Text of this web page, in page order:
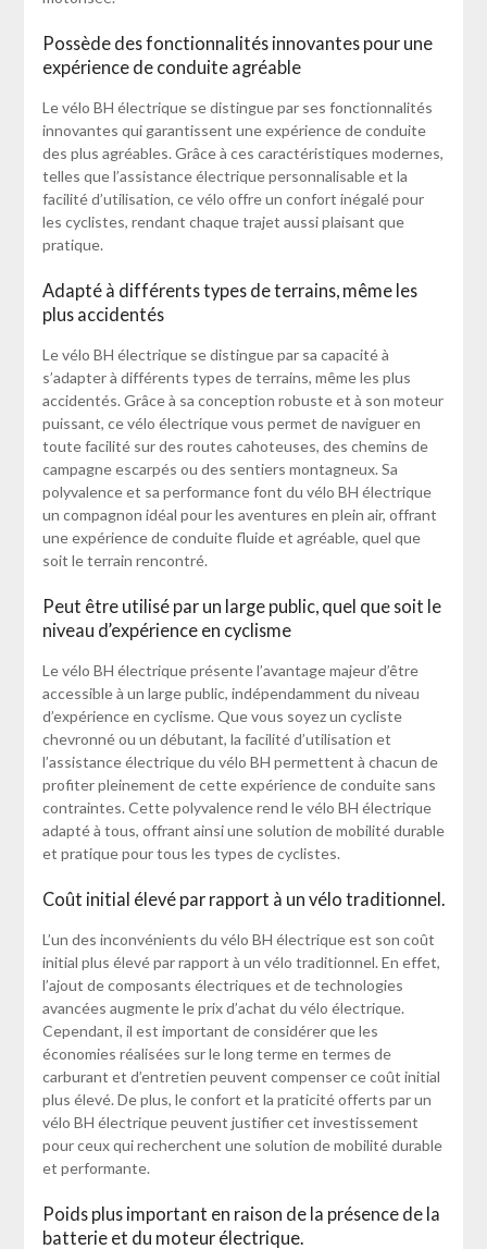
Possède des fonctionnalités innovantes pour une
expérience de conduite agréable
Le vélo BH électrique se distingue par ses fonctionnalités
innovantes qui garantissent une expérience de conduite
des plus agréables. Grâce à ces caractéristiques modernes,
telles que l’assistance électrique personnalisable et la
facilité d’utilisation, ce vélo offre un confort inégalé pour
les cyclistes, rendant chaque trajet aussi plaisant que
pratique.
Adapté à différents types de terrains, même les
plus accidentés
Le vélo BH électrique se distingue par sa capacité à
s’adapter à différents types de terrains, même les plus
accidentés. Grâce à sa conception robuste et à son moteur
puissant, ce vélo électrique vous permet de naviguer en
toute facilité sur des routes cahoteuses, des chemins de
campagne escarpés ou des sentiers montagneux. Sa
polyvalence et sa performance font du vélo BH électrique
un compagnon idéal pour les aventures en plein air, offrant
une expérience de conduite fluide et agréable, quel que
soit le terrain rencontré.
Peut être utilisé par un large public, quel que soit le
niveau d’expérience en cyclisme
Le vélo BH électrique présente l’avantage majeur d’être
accessible à un large public, indépendamment du niveau
d’expérience en cyclisme. Que vous soyez un cycliste
chevronné ou un débutant, la facilité d’utilisation et
l’assistance électrique du vélo BH permettent à chacun de
profiter pleinement de cette expérience de conduite sans
contraintes. Cette polyvalence rend le vélo BH électrique
adapté à tous, offrant ainsi une solution de mobilité durable
et pratique pour tous les types de cyclistes.
Coût initial élevé par rapport à un vélo traditionnel.
L’un des inconvénients du vélo BH électrique est son coût
initial plus élevé par rapport à un vélo traditionnel. En effet,
l’ajout de composants électriques et de technologies
avancées augmente le prix d’achat du vélo électrique.
Cependant, il est important de considérer que les
économies réalisées sur le long terme en termes de
carburant et d’entretien peuvent compenser ce coût initial
plus élevé. De plus, le confort et la praticité offerts par un
vélo BH électrique peuvent justifier cet investissement
pour ceux qui recherchent une solution de mobilité durable
et performante.
Poids plus important en raison de la présence de la
batterie et du moteur électrique.